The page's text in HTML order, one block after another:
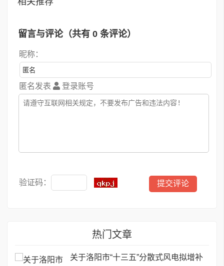
留言与评论（共有 0 条评论）
昵称：
匿名发表 登录账号
验证码：
热门文章
关于洛阳市“十三五”分散式风电拟增补